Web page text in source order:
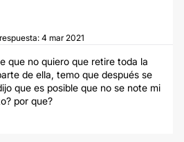
4 mar 2021
que no quiero que retire toda la
de ella, temo que después se
que es posible que no se note mi
por que?